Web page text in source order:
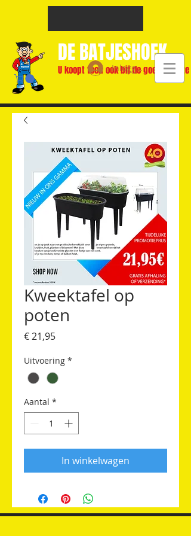
DE BATJESHOEK
U koopt toch ook bij de goedkoopste
Inloggen
Kweektafel op
poten
€ 21,95Prijs
Uitvoering *
Aantal *
In winkelwagen